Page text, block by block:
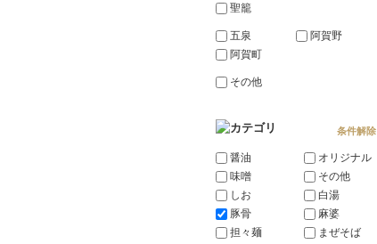
聖籠
五泉
阿賀野
阿賀町
その他
条件解除
醤油
味噌
しお
豚骨
担々麺
オリジナル
その他
白湯
麻婆
まぜそば